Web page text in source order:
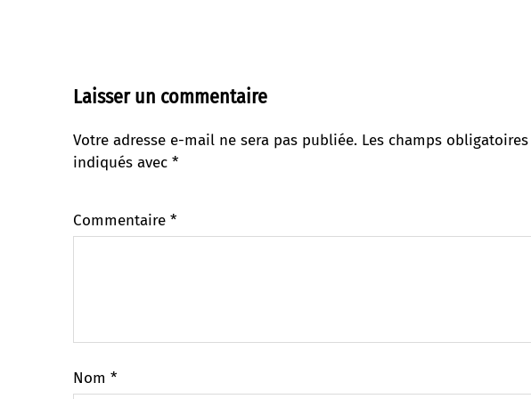
Laisser un commentaire
Votre adresse e-mail ne sera pas publiée. Les champs
indiqués avec *
Commentaire *
Nom *